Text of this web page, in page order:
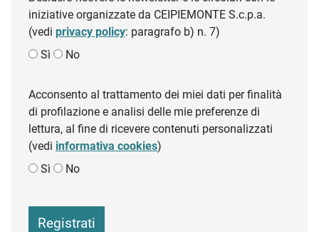
iniziative organizzate da CEIPIEMONTE S.c.p.a.
(vedi privacy policy: paragrafo b) n. 7)
Sì
No
Acconsento al trattamento dei miei dati per finalità
di profilazione e analisi delle mie preferenze di
lettura, al fine di ricevere contenuti personalizzati
(vedi informativa cookies)
Sì
No
Registrati